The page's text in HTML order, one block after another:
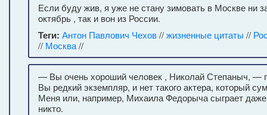
Если буду жив, я уже не стану зимовать в Москве ни
октябрь , так и вон из России.
Теги: Антон Павлович Чехов//жизненные цитаты //
// Москва//
— Вы очень хороший человек , Николай Степаныч, —
Вы редкий экземпляр, и нет такого актера, который
Меня или, например, Михаила Федорыча сыграет даже
никто.